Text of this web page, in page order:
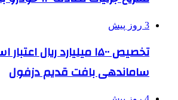
3 روز پیش
تخصیص ۱۵۰۰ میلیارد ریال
ساماندهی بافت قدیم دزفول